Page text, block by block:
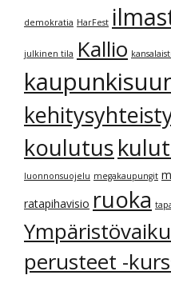
demokratia HarFest
julkinen tila Kallio
koulutus
luonnonsuojelu megakaupungit
ratapihavisio ruoka
perusteet -